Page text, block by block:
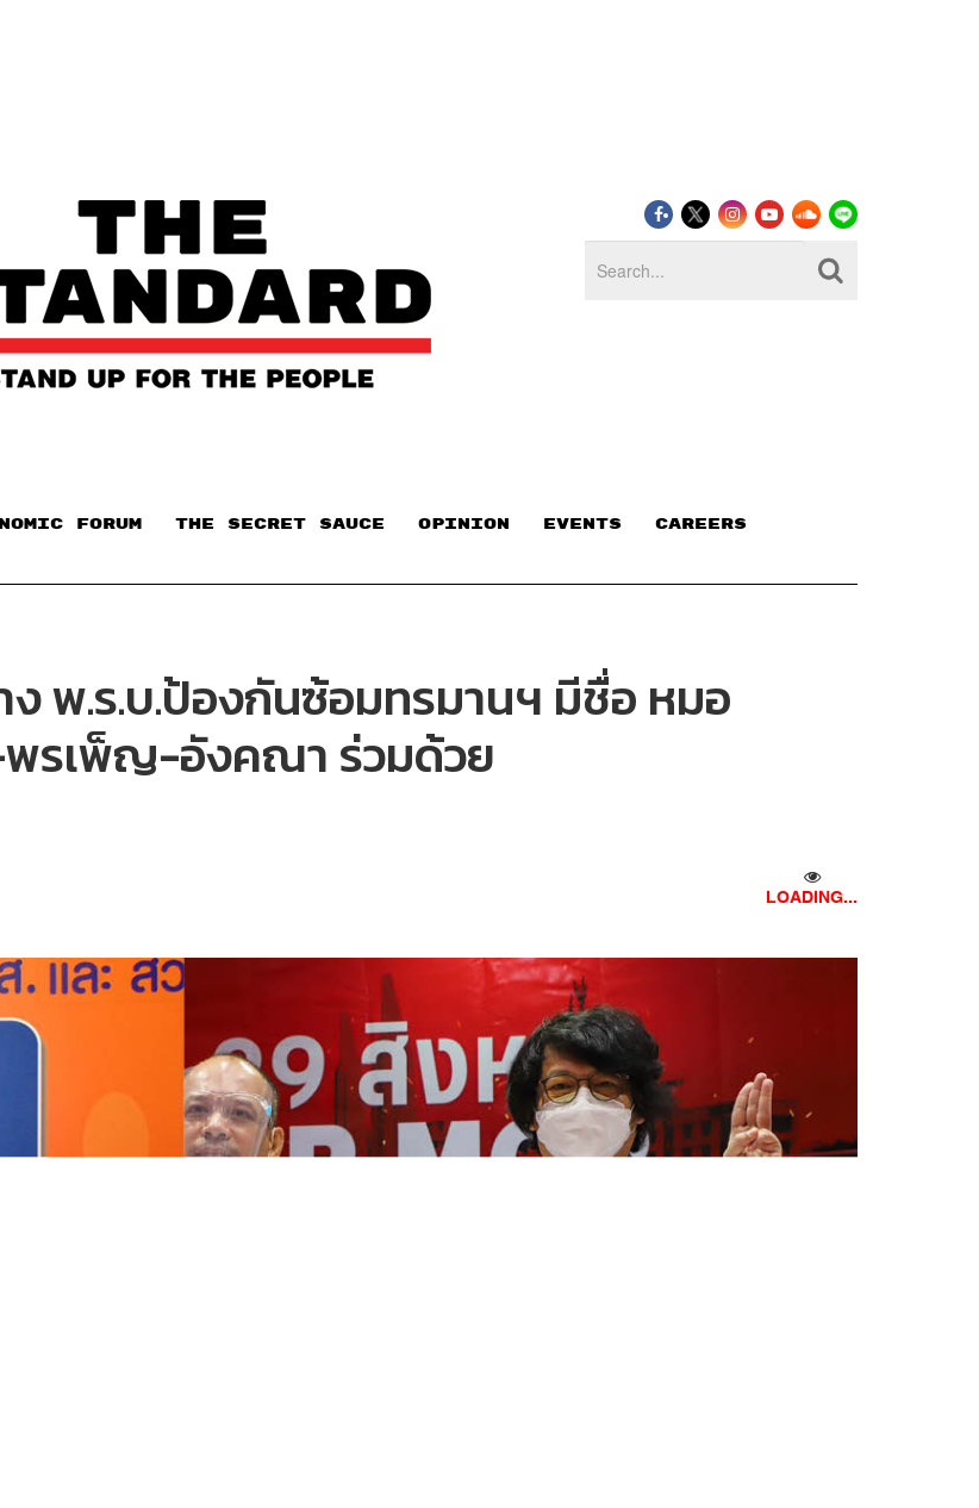
FORUM THE SECRET SAUCE​ OPINION EVENTS CAREERS
พ.ร.บ.ป้องกันซ้อมทรมานฯ มีชื่อ หมอ
รเพ็ญ-อังคณา ร่วมด้วย
LOADING...